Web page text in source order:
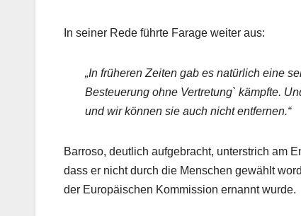
In seiner Rede führte Farage weiter aus:
„In früheren Zeiten gab es natürlich eine
Besteuerung ohne Vertretung` kämpfte.
und wir können sie auch nicht entfernen.“
Barroso, deutlich aufgebracht, unterstrich am
dass er nicht durch die Menschen gewählt
der Europäischen Kommission ernannt wurde.